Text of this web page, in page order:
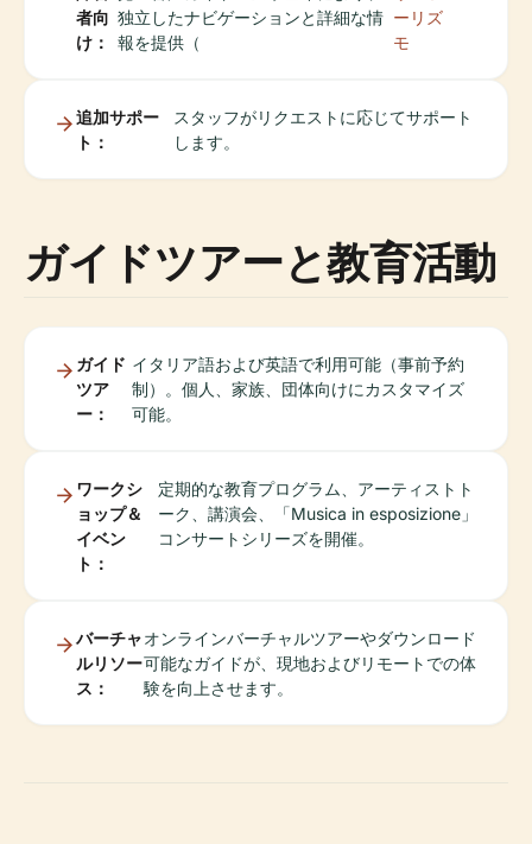
者向
け：
独立したナビゲーションと詳細な情
報を提供（
ーリズ
モ
追加サポー
ト：
スタッフがリクエストに応じてサポート
します。
ガイドツアーと教育活動
ガイド
ツア
ー：
イタリア語および英語で利用可能（事前予約
制）。個人、家族、団体向けにカスタマイズ
可能。
ワークシ
ョップ＆
イベン
ト：
定期的な教育プログラム、アーティストト
ーク、講演会、「Musica in esposizione」
コンサートシリーズを開催。
バーチャ
ルリソー
ス：
オンラインバーチャルツアーやダウンロード
可能なガイドが、現地およびリモートでの体
験を向上させます。